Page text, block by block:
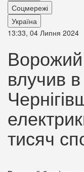
Соцмережі
Україна
13:33, 04 Липня 2024
влучив в
тисяч